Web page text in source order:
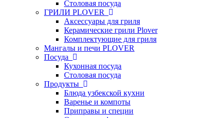
Столовая посуда
ГРИЛИ PLOVER
Аксессуары для гриля
Керамические грили Plover
Комплектующие для гриля
Мангалы и печи PLOVER
Посуда
Кухонная посуда
Столовая посуда
Продукты
Блюда узбекской кухни
Варенье и компоты
Приправы и специи